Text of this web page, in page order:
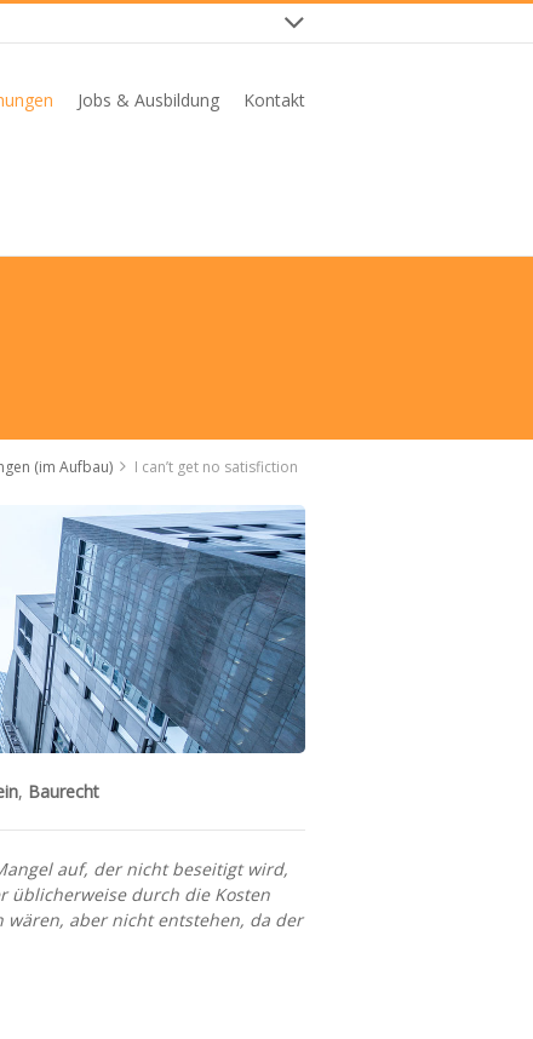
Jobs & Ausbildung Kontakt
(im Aufbau) I can’t get no satisfiction
, Baurecht
auf, der nicht beseitigt wird,
üblicherweise durch die Kosten
wären, aber nicht entstehen, da der